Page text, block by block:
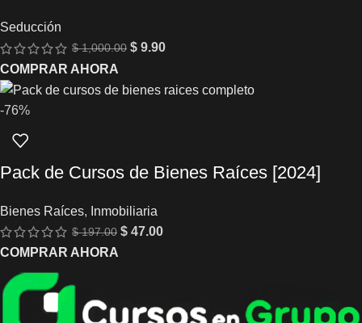
Seducción
$1,000.00 $ 9.90
COMPRAR AHORA
-76%
Pack de Cursos de Bienes Raíces [2024]
Bienes Raíces, Inmobiliaria
$197.00 $ 47.00
COMPRAR AHORA